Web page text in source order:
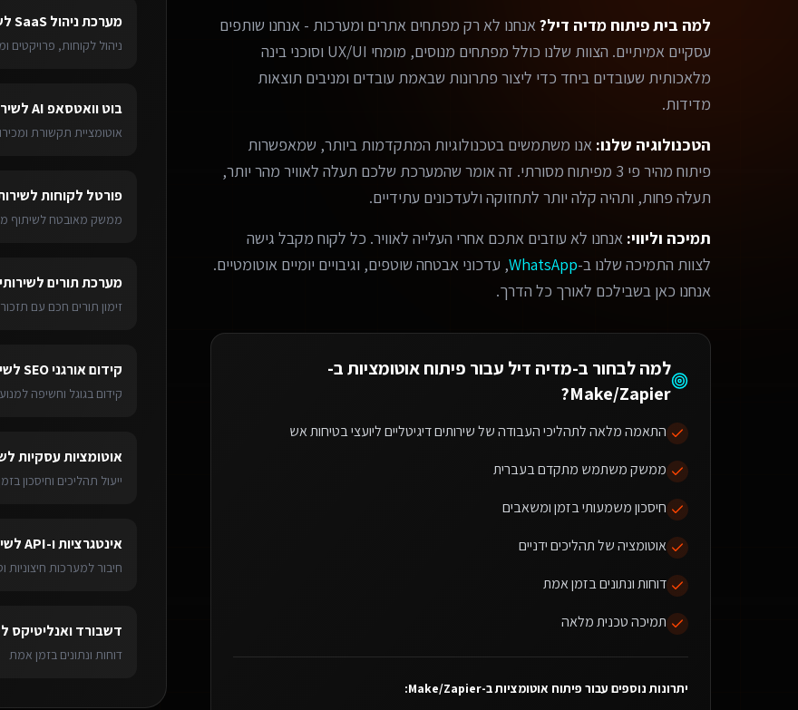
למה בית פיתוח מדיה דיל?אנחנו לא רק מפתחים אתרים ומערכות - אנחנו שותפים
עסקיים אמיתיים. הצוות שלנו כולל מפתחים מנוסים, מומחי UX/UI וסוכני בינה
מלאכותית שעובדים ביחד כדי ליצור פתרונות שבאמת עובדים ומניבים תוצאות
מדידות.
הטכנולוגיה שלנו: אנו משתמשים בטכנולוגיות המתקדמות ביותר, שמאפשרות
פיתוח מהיר פי 3 מפיתוח מסורתי. זה אומר שהמערכת שלכם תעלה לאוויר מהר יותר,
תעלה פחות, ותהיה קלה יותר לתחזוקה ולעדכונים עתידיים.
תמיכה וליווי: אנחנו לא עוזבים אתכם אחרי העלייה לאוויר. כל לקוח מקבל גישה
לצוות התמיכה שלנו ב-WhatsApp, עדכוני אבטחה שוטפים, וגיבויים יומיים אוטומטיים.
אנחנו כאן בשבילכם לאורך כל הדרך.
למה לבחור ב-מדיה דיל עבור פיתוח אוטומציות ב-
Make/Zapier
?
התאמה מלאה לתהליכי העבודה של שירותים דיגיטליים ליועצי בטיחות אש
ממשק משתמש מתקדם בעברית
חיסכון משמעותי בזמן ומשאבים
אוטומציה של תהליכים ידניים
דוחות ונתונים בזמן אמת
תמיכה טכנית מלאה
יתרונות נוספים עבור פיתוח אוטומציות ב-Make/Zapier
:
מערכת ניהול SaaS ל
ניהול לקוחות,
בוט וואטסאפ AI ל
אוטומציית תקשורת ומכירות
פורטל לקוחותל
ממשק מאובטח לשיתוף
מערכת תוריםל
זימון תורים חכם עם
קידום אורגני SEO ל
קידום בגוגל וחשיפה
אוטומציות עסקיותל
ייעול תהליכים וחיסכון
אינטגרציות ו-API ל
חיבור למערכות חיצוניות
דשבורד ואנליטיקס ל
דוחות ונתונים בזמן אמת